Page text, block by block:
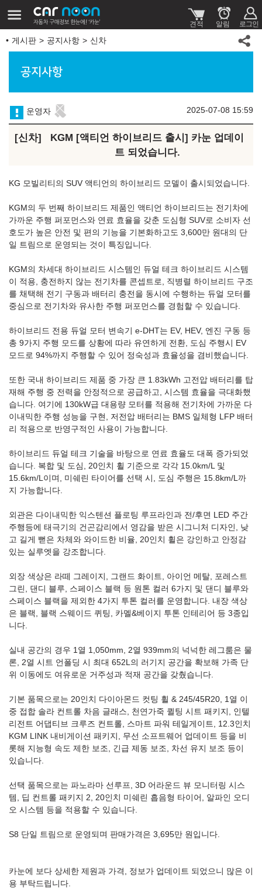
게시판 공지사항 신차
공지사항
운영자 2025-07-08 15:59
신차
KGM [액티언 하이브리드 출시] 카눈 업데이
트 되었습니다.
KG 모빌리티의 SUV 액티언의 하이브리드 모델이 출시되었습니다.
KGM의 두 번째 하이브리드 제품인 액티언 하이브리드는 전기차에
가까운 주행 퍼포먼스와 연료 효율을 갖춘 도심형 SUV로 소비자 선
호도가 높은 안전 및 편의 기능을 기본화하고도 3,600만 원대의 단
일 트림으로 운영되는 것이 특징입니다.
KGM의 차세대 하이브리드 시스템인 듀얼 테크 하이브리드 시스템
이 적용, 충전하지 않는 전기차를 콘셉트로, 직병렬 하이브리드 구조
를 채택해 전기 구동과 배터리 충전을 동시에 수행하는 듀얼 모터를
중심으로 전기차와 유사한 주행 퍼포먼스를 경험할 수 있습니다.
하이브리드 전용 듀얼 모터 변속기 e-DHT는 EV, HEV, 엔진 구동 등
총 9가지 주행 모드를 상황에 따라 유연하게 전환, 도심 주행시 EV
모드로 94%까지 주행할 수 있어 정숙성과 효율성을 겸비했습니다.
또한 국내 하이브리드 제품 중 가장 큰 1.83kWh 고전압 배터리를 탑
재해 주행 중 전력을 안정적으로 공급하고, 시스템 효율을 극대화했
습니다. 여기에 130kW급 대용량 모터를 적용해 전기차에 가까운 다
이내믹한 주행 성능을 구현, 저전압 배터리는 BMS 일체형 LFP 배터
리 적용으로 반영구적인 사용이 가능합니다.
하이브리드 듀얼 테크 기술을 바탕으로 연료 효율도 대폭 증가되었
습니다. 복합 및 도심, 20인치 휠 기준으로 각각 15.0km/L 및
15.6km/L이며, 미쉐린 타이어를 선택 시, 도심 주행은 15.8km/L까
지 가능합니다.
외관은 다이내믹한 익스텐션 플로팅 루프라인과 전/후면 LED 주간
주행등에 태극기의 건곤감리에서 영감을 받은 시그니처 디자인, 낮
고 길게 뻗은 차체와 와이드한 비율, 20인치 휠은 강인하고 안정감
있는 실루엣을 강조합니다.
외장 색상은 라떼 그레이지, 그랜드 화이트, 아이언 메탈, 포레스트
그린, 댄디 블루, 스페이스 블랙 등 원톤 컬러 6가지 및 댄디 블루와
스페이스 블랙을 제외한 4가지 투톤 컬러를 운영합니다. 내장 색상
은 블랙, 블랙 스웨이드 퀴팅, 카멜&베이지 투톤 인테리어 등 3종입
니다.
실내 공간의 경우 1열 1,050mm, 2열 939mm의 넉넉한 레그룸은 물
론, 2열 시트 언폴딩 시 최대 652L의 러기지 공간을 확보해 가족 단
위 이동에도 여유로운 거주성과 적재 공간을 갖췄습니다.
기본 품목으로는 20인치 다이아몬드 컷팅 휠 & 245/45R20, 1열 이
중 접합 솔라 컨트롤 차음 글래스, 천연가죽 퀼팅 시트 패키지, 인텔
리전트 어댑티브 크루즈 컨트롤, 스마트 파워 테일게이트, 12.3인치
KGM LINK 내비게이션 패키지, 무선 소프트웨어 업데이트 등을 비
롯해 지능형 속도 제한 보조, 긴급 제동 보조, 차선 유지 보조 등이
있습니다.
선택 품목으로는 파노라마 선루프, 3D 어라운드 뷰 모니터링 시스
템, 딥 컨트롤 패키지 2, 20인치 미쉐린 흡음형 타이어, 알파인 오디
오 시스템 등을 적용할 수 있습니다.
S8 단일 트림으로 운영되며 판매가격은 3,695만 원입니다.
카눈에 보다 상세한 제원과 가격, 정보가 업데이트 되었으니 많은 이
용 부탁드립니다.